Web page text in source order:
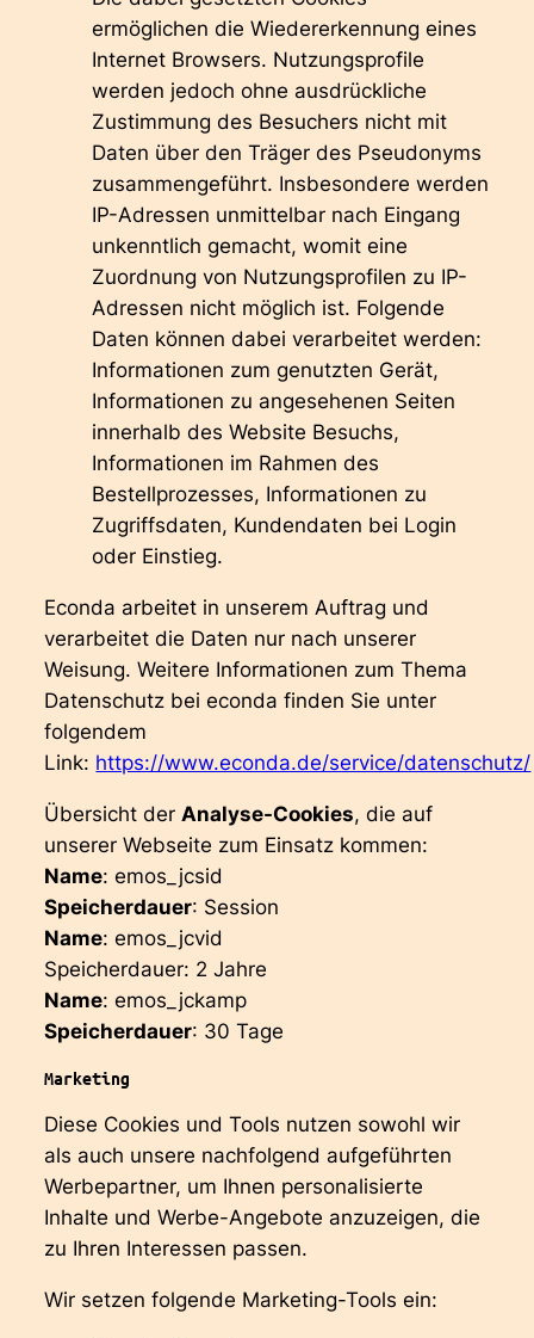
ermöglichen die Wiedererkennung eines
Internet Browsers. Nutzungsprofile
werden jedoch ohne ausdrückliche
Zustimmung des Besuchers nicht mit
Daten über den Träger des Pseudonyms
zusammengeführt. Insbesondere werden
IP-Adressen unmittelbar nach Eingang
unkenntlich gemacht, womit eine
Zuordnung von Nutzungsprofilen zu IP-
Adressen nicht möglich ist. Folgende
Daten können dabei verarbeitet werden:
Informationen zum genutzten Gerät,
Informationen zu angesehenen Seiten
innerhalb des Website Besuchs,
Informationen im Rahmen des
Bestellprozesses, Informationen zu
Zugriffsdaten, Kundendaten bei Login
oder Einstieg.
Econda arbeitet in unserem Auftrag und
verarbeitet die Daten nur nach unserer
Weisung. Weitere Informationen zum Thema
Datenschutz bei econda finden Sie unter
folgendem
Link: https://www.econda.de/service/datenschutz/
Übersicht der Analyse-Cookies, die auf
unserer Webseite zum Einsatz kommen:
Name: emos_jcsid
Speicherdauer: Session
Name: emos_jcvid
Speicherdauer: 2 Jahre
Name: emos_jckamp
Speicherdauer: 30 Tage
Marketing
Diese Cookies und Tools nutzen sowohl wir
als auch unsere nachfolgend aufgeführten
Werbepartner, um Ihnen personalisierte
Inhalte und Werbe-Angebote anzuzeigen, die
zu Ihren Interessen passen.
Wir setzen folgende Marketing-Tools ein: